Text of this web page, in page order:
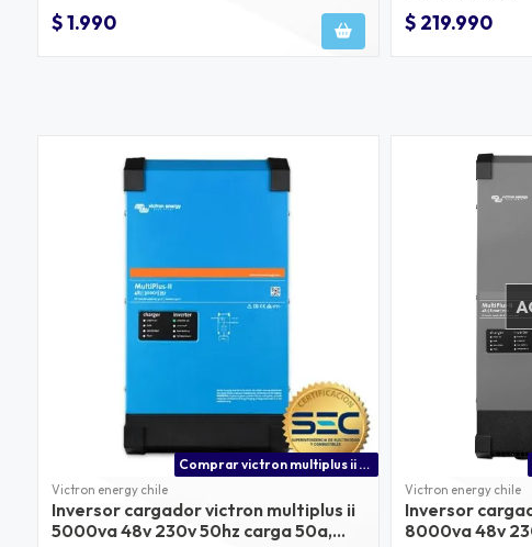
$ 1.990 $ 219.990
Comprar victron multiplus ii precio con distribuidor oficial en chile
Victron energy chile
Inversor cargador victron multiplus ii
5000va 48v 230v 50hz carga 50a,
Victron energy chile
Inversor
8000va 48v